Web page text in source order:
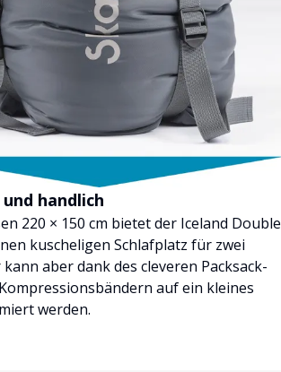
handlich
220 × 150 cm bietet der Iceland Double
kuscheligen Schlafplatz für zwei
kann aber dank des cleveren Packsack-
auf ein kleines
werden.